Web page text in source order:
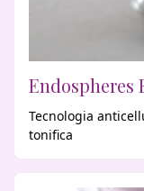
Endospheres
Tecnologia
tonifica